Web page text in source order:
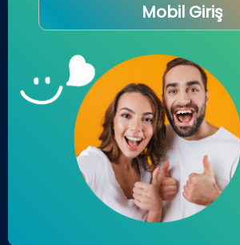
Mobil Giriş